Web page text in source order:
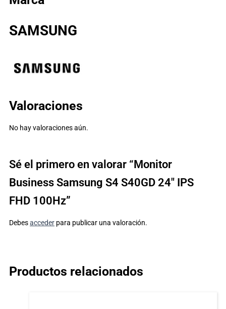
SAMSUNG
Valoraciones
No hay valoraciones aún.
Sé el primero en valorar “Monitor
Business Samsung S4 S40GD 24″ IPS
FHD 100Hz”
Debesacceder para publicar una valoración.
Productos relacionados